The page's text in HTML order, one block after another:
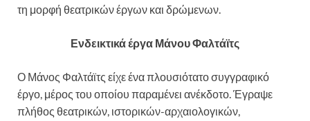
τη μορφή θεατρικών έργων και δρώμενων.
Ενδεικτικά έργα Μάνου Φαλτάϊτς
Ο Μάνος Φαλτάϊτς είχε ένα πλουσιότατο συγγραφικό
έργο, μέρος του οποίου παραμένει ανέκδοτο. Έγραψε
πλήθος θεατρικών, ιστορικών-αρχαιολογικών,